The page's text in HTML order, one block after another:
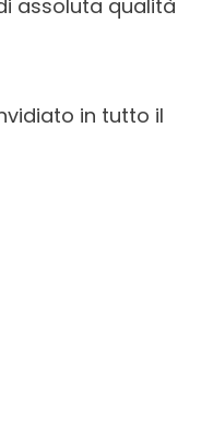
assoluta qualità
in tutto il